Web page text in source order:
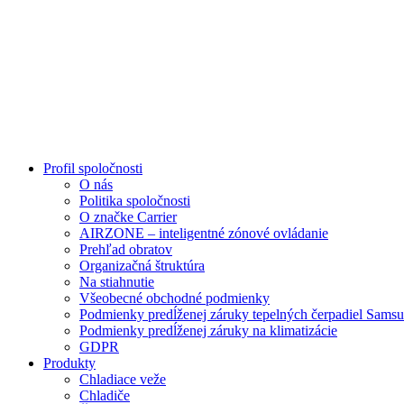
Profil spoločnosti
O nás
Politika spoločnosti
O značke Carrier
AIRZONE – inteligentné zónové ovládanie
Prehľad obratov
Organizačná štruktúra
Na stiahnutie
Všeobecné obchodné podmienky
Podmienky predĺženej záruky tepelných čerpadiel
Podmienky predĺženej záruky na klimatizácie
GDPR
Produkty
Chladiace veže
Chladiče